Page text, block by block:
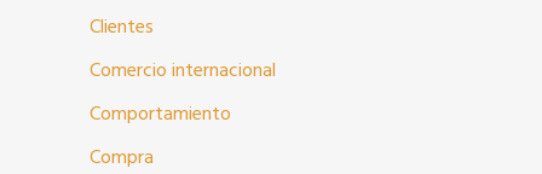
Clientes
Comercio internacional
Comportamiento
Compra